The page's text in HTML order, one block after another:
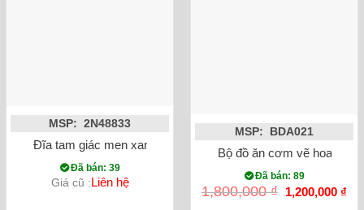
MSP: 2N48833
Đĩa tam giác men xanh đá hỏa biến 28cm
Đã bán: 39
Giá cũ :Liên hệ
MSP: BDA021
Bộ đồ ăn cơm vẽ hoa đào
Đã bán: 89
1,800,000₫
Giá
gốc
1,200,000 ₫